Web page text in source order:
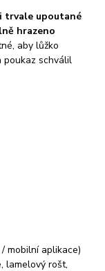
trvale upoutané
hrazeno
aby lůžko
schválil
mobilní aplikace)
lamelový rošt,